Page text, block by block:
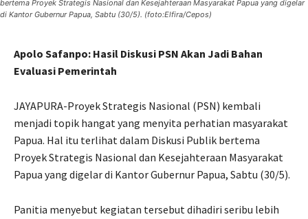
bertema Proyek Strategis Nasional dan Kesejahteraan Masyarakat Papua yang digelar
di Kantor Gubernur Papua, Sabtu (30/5). (foto:Elfira/Cepos)
Apolo Safanpo: Hasil Diskusi PSN Akan Jadi Bahan
Evaluasi Pemerintah
JAYAPURA-Proyek Strategis Nasional (PSN) kembali
menjadi topik hangat yang menyita perhatian masyarakat
Papua. Hal itu terlihat dalam Diskusi Publik bertema
Proyek Strategis Nasional dan Kesejahteraan Masyarakat
Papua yang digelar di Kantor Gubernur Papua, Sabtu (30/5).
Panitia menyebut kegiatan tersebut dihadiri seribu lebih